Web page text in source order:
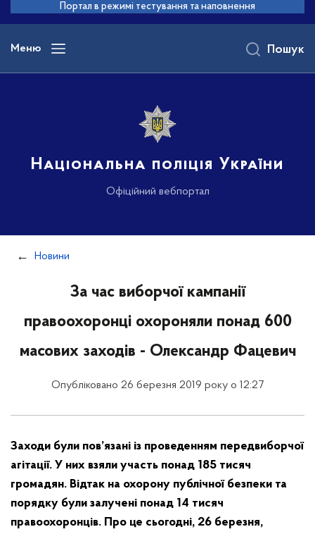
основного
вмісту
Портал в режимі тестування та наповнення
Меню
Національна поліція України
Офіційний вебпортал
Пошук
Новини
За час виборчої кампанії
правоохоронці охороняли понад 600
масових заходів - Олександр Фацевич
Опубліковано 26 березня 2019 року о 12:27
Заходи були пов’язані із проведенням передвиборчої
агітації. У них взяли участь понад 185 тисяч
громадян. Відтак на охорону публічної безпеки та
порядку були залучені понад 14 тисяч
правоохоронців. Про це сьогодні, 26 березня,